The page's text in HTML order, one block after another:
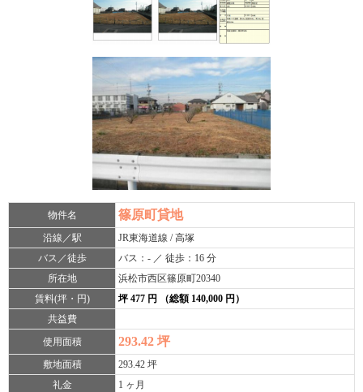
物件名 篠原町貸地
沿線／駅
JR東海道線 / 高塚
バス／徒歩
バス：- ／ 徒歩：16 分
所在地
浜松市西区篠原町20340
賃料(坪・円)
坪 477 円 （総額 140,000 円）
共益費
使用面積
293.42 坪
敷地面積
293.42 坪
礼金
1 ヶ月